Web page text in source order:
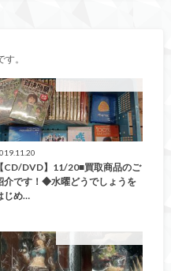
。
【CD/DVD】11/20■買取商品のご
介です！◆水曜どうでしょうを
じめ…